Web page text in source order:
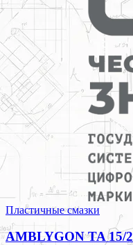
Пластичные смазки
AMBLYGON TA 15/2